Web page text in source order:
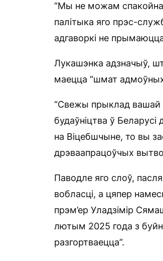
“Мы не можам
палітыка яго прэс-
адгаворкі не
Лукашэнка адзначыў,
маецца “шмат
“Свежы прыклад вашай
будаўніцтва ў
на Віцебшчыне, то вы
дрэваапрацоўчых
Паводле яго слоў,
вобласці, а цяпер
прэм’ер Уладзімір
лютым 2025 года з
разгортваецца”.